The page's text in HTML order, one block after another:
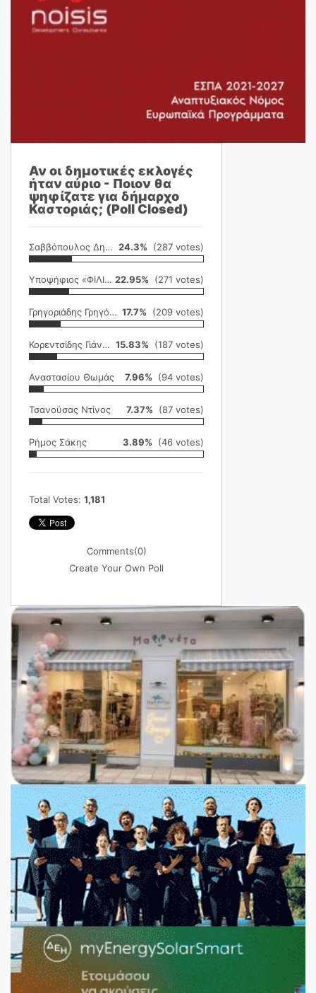
Αν οι δημοτικές εκλογές
ήταν αύριο - Ποιον θα
ψηφίζατε για δήμαρχο
Καστοριάς; (Poll Closed)
Σαββόπουλος Δημήτρης 24.3% (287 votes)
Υποψήφιος «ΦΙΛΙΚΗ ΕΤΑΙΡΕΙΑ» 22.95% (271 votes)
Γρηγοριάδης Γρηγόρης 17.7% (209 votes)
Κορεντσίδης Γιάννης 15.83% (187 votes)
Αναστασίου Θωμάς 7.96% (94 votes)
Τσανούσας Ντίνος 7.37% (87 votes)
Ρήμος Σάκης 3.89% (46 votes)
Total Votes: 1,181
Comments(0)
Create Your Own Poll